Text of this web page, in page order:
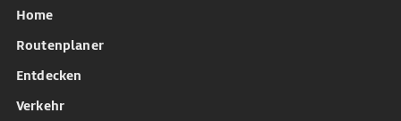
Home
Routenplaner
Entdecken
Verkehr